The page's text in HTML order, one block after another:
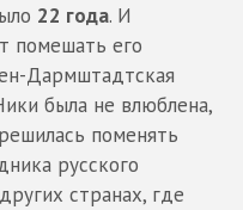
22 года. И
помешать его
Дармштадтская
была не влюблена,
поменять
русского
странах, где